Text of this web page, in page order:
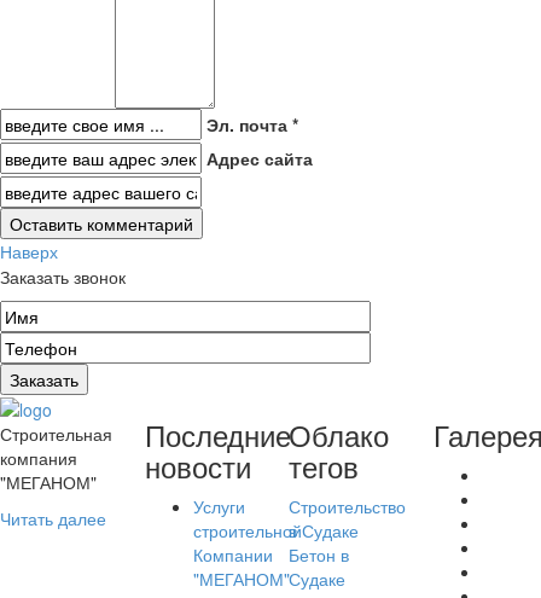
Эл. почта *
Адрес сайта
Наверх
Заказать звонок
Строительная
компания
"МЕГАНОМ"
Читать далее
Последние
новости
Услуги
строительной
Компании
"МЕГАНОМ"
Облако
тегов
Строительство
в Судаке
Бетон в
Судаке